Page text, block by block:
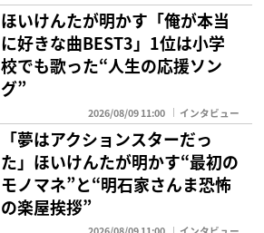
ほいけんたが明かす「俺が本当
に好きな曲BEST3」1位は小学
校でも歌った“人生の応援ソン
グ”
2026/08/09 11:00 インタビュー
「夢はアクションスターだっ
た」ほいけんたが明かす“最初の
モノマネ”と“明石家さんま恐怖
の楽屋挨拶”